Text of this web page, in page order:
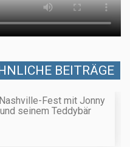
BEITRÄGE
Fest mit Jonny
seinem Teddybär